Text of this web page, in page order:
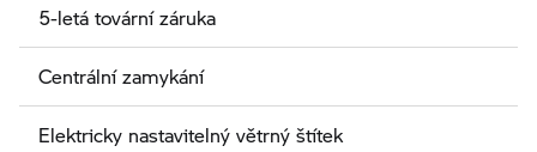
5-letá tovární záruka
Centrální zamykání
Elektricky nastavitelný větrný štítek